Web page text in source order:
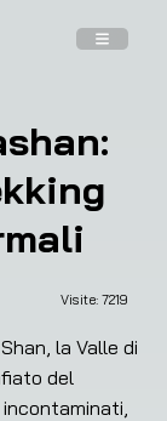
Visite: 7219
la Valle di
del
incontaminati,